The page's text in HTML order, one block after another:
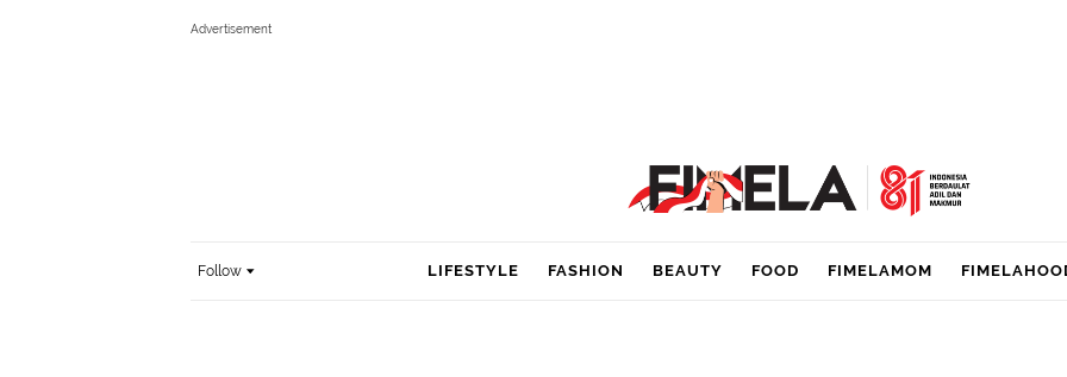
Follow LIFESTYLE FASHION BEAUTY FOOD FIMELAMOM